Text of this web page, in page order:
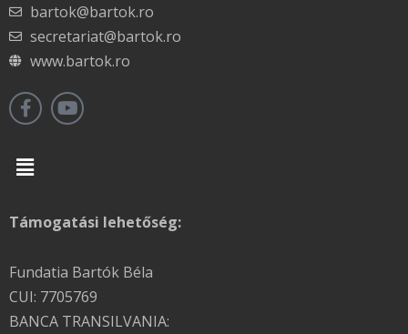
bartok@bartok.ro
secretariat@bartok.ro
www.bartok.ro
Menu
Támogatási lehetőség:
Fundatia Bartók Béla
CUI: 7705769
BANCA TRANSILVANIA: